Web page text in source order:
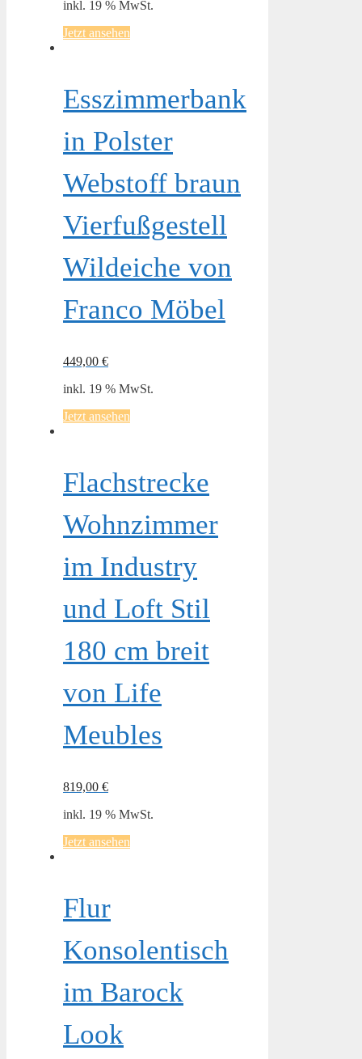
inkl. 19 % MwSt.
Jetzt ansehen
Esszimmerbank
in Polster
Webstoff braun
Vierfußgestell
Wildeiche von
Franco Möbel
449,00 €
inkl. 19 % MwSt.
Jetzt ansehen
Flachstrecke
Wohnzimmer
im Industry
und Loft Stil
180 cm breit
von Life
Meubles
819,00 €
inkl. 19 % MwSt.
Jetzt ansehen
Flur
Konsolentisch
im Barock
Look